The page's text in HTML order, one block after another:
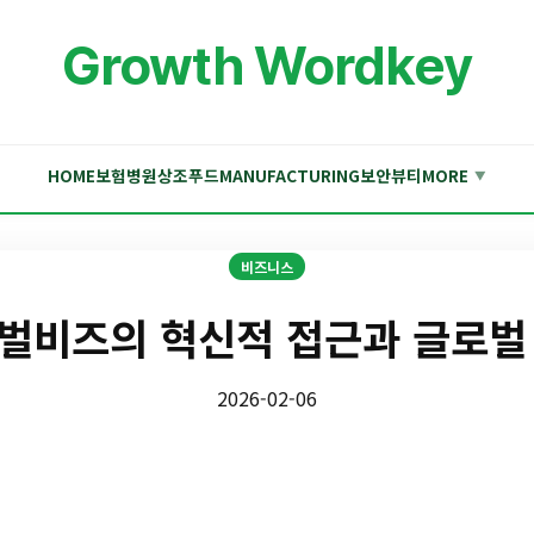
Growth Wordkey
HOME보험병원상조푸드MANUFACTURING보안뷰티MORE ▼
비즈니스
비즈의 혁신적 접근과 글로
2026-02-06